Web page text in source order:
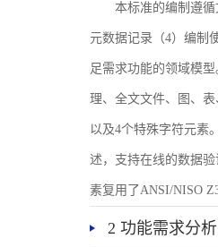
本标准的编制遵
元数据记录（4）编制
足需求功能的领域模
理、全文文件、图、
以及4个特殊字符元素
述，支持在线的数据
素复用了ANSI/NISO
2 功能需求分析